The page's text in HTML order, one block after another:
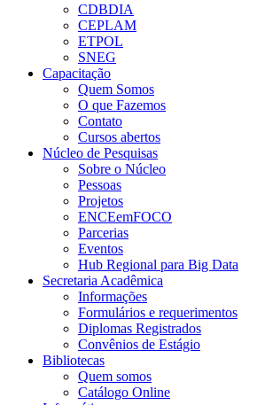
CDBDIA
CEPLAM
ETPOL
SNEG
Capacitação
Quem Somos
O que Fazemos
Contato
Cursos abertos
Núcleo de Pesquisas
Sobre o Núcleo
Pessoas
Projetos
ENCEemFOCO
Parcerias
Eventos
Hub Regional para Big Data
Secretaria Acadêmica
Informações
Formulários e requerimentos
Diplomas Registrados
Convênios de Estágio
Bibliotecas
Quem somos
Catálogo Online